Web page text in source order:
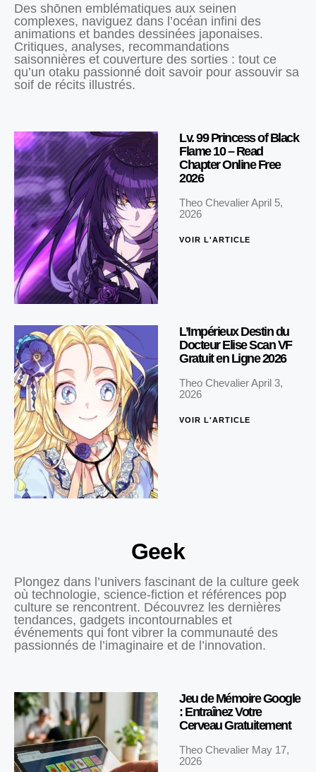
Des shōnen emblématiques aux seinen
complexes, naviguez dans l’océan infini des
animations et bandes dessinées japonaises.
Critiques, analyses, recommandations
saisonnières et couverture des sorties : tout ce
qu’un otaku passionné doit savoir pour assouvir sa
soif de récits illustrés.
Lv. 99 Princess of Black
Flame 10 – Read
Chapter Online Free
2026
Theo ChevalierApril 5,
2026
VOIR L'ARTICLE
L’Impérieux Destin du
Docteur Elise Scan VF
Gratuit en Ligne 2026
Theo ChevalierApril 3,
2026
VOIR L'ARTICLE
Geek
Plongez dans l’univers fascinant de la culture geek
où technologie, science-fiction et références pop
culture se rencontrent. Découvrez les dernières
tendances, gadgets incontournables et
événements qui font vibrer la communauté des
passionnés de l’imaginaire et de l’innovation.
Jeu de Mémoire Google
: Entraînez Votre
Cerveau Gratuitement
Theo Chevalier May 17,
2026